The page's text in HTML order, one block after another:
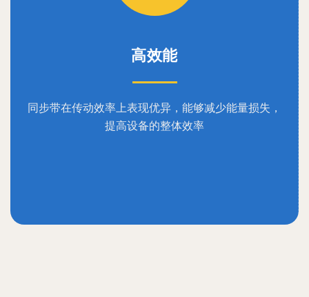
高效能
同步带在传动效率上表现优异，能够减少能量损失，
提高设备的整体效率